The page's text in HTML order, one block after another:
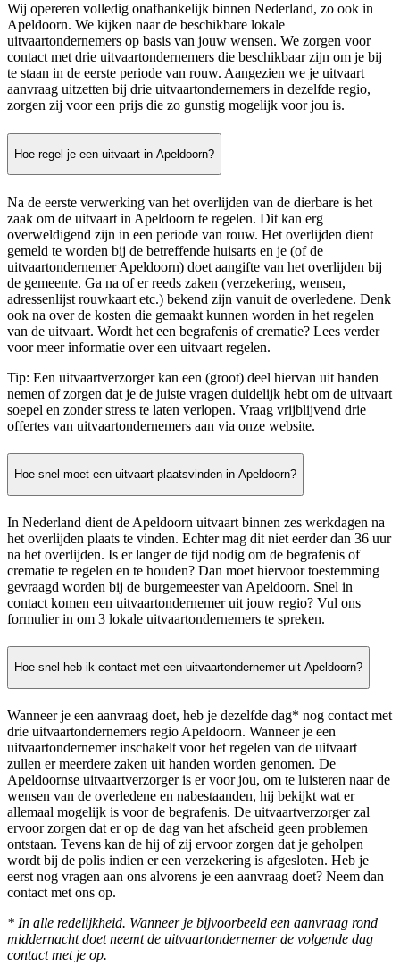
Wij opereren volledig onafhankelijk binnen Nederland, zo ook in
Apeldoorn. We kijken naar de beschikbare lokale
uitvaartondernemers op basis van jouw wensen. We zorgen voor
contact met drie uitvaartondernemers die beschikbaar zijn om je bij
te staan in de eerste periode van rouw. Aangezien we je uitvaart
aanvraag uitzetten bij drie uitvaartondernemers in dezelfde regio,
zorgen zij voor een prijs die zo gunstig mogelijk voor jou is.
Hoe regel je een uitvaart in Apeldoorn?
Na de eerste verwerking van het overlijden van de dierbare is het
zaak om de uitvaart in Apeldoorn te regelen. Dit kan erg
overweldigend zijn in een periode van rouw. Het overlijden dient
gemeld te worden bij de betreffende huisarts en je (of de
uitvaartondernemer Apeldoorn) doet aangifte van het overlijden bij
de gemeente. Ga na of er reeds zaken (verzekering, wensen,
adressenlijst rouwkaart etc.) bekend zijn vanuit de overledene. Denk
ook na over de kosten die gemaakt kunnen worden in het regelen
van de uitvaart. Wordt het een begrafenis of crematie? Lees verder
voor meer informatie over een uitvaart regelen.
Tip: Een uitvaartverzorger kan een (groot) deel hiervan uit handen
nemen of zorgen dat je de juiste vragen duidelijk hebt om de uitvaart
soepel en zonder stress te laten verlopen. Vraag vrijblijvend drie
offertes van uitvaartondernemers aan via onze website.
Hoe snel moet een uitvaart plaatsvinden in Apeldoorn?
In Nederland dient de Apeldoorn uitvaart binnen zes werkdagen na
het overlijden plaats te vinden. Echter mag dit niet eerder dan 36 uur
na het overlijden. Is er langer de tijd nodig om de begrafenis of
crematie te regelen en te houden? Dan moet hiervoor toestemming
gevraagd worden bij de burgemeester van Apeldoorn. Snel in
contact komen een uitvaartondernemer uit jouw regio? Vul ons
formulier in om 3 lokale uitvaartondernemers te spreken.
Hoe snel heb ik contact met een uitvaartondernemer uit Apeldoorn?
Wanneer je een aanvraag doet, heb je dezelfde dag* nog contact met
drie uitvaartondernemers regio Apeldoorn. Wanneer je een
uitvaartondernemer inschakelt voor het regelen van de uitvaart
zullen er meerdere zaken uit handen worden genomen. De
Apeldoornse uitvaartverzorger is er voor jou, om te luisteren naar de
wensen van de overledene en nabestaanden, hij bekijkt wat er
allemaal mogelijk is voor de begrafenis. De uitvaartverzorger zal
ervoor zorgen dat er op de dag van het afscheid geen problemen
ontstaan. Tevens kan de hij of zij ervoor zorgen dat je geholpen
wordt bij de polis indien er een verzekering is afgesloten. Heb je
eerst nog vragen aan ons alvorens je een aanvraag doet? Neem dan
contact met ons op.
* In alle redelijkheid. Wanneer je bijvoorbeeld een aanvraag rond
middernacht doet neemt de uitvaartondernemer de volgende dag
contact met je op.